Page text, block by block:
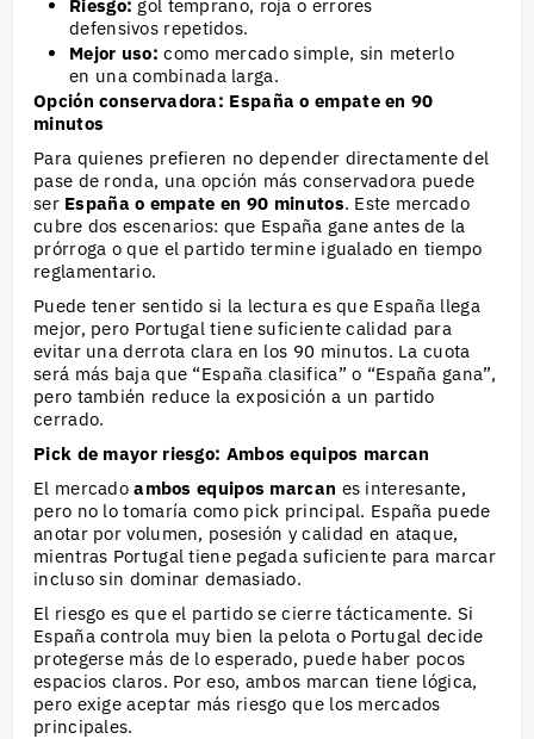
Riesgo: gol temprano, roja o errores
defensivos repetidos.
Mejor uso: como mercado simple, sin meterlo
en una combinada larga.
Opción conservadora: España o empate en 90
minutos
Para quienes prefieren no depender directamente del
pase de ronda, una opción más conservadora puede
ser España o empate en 90 minutos. Este mercado
cubre dos escenarios: que España gane antes de la
prórroga o que el partido termine igualado en tiempo
reglamentario.
Puede tener sentido si la lectura es que España llega
mejor, pero Portugal tiene suficiente calidad para
evitar una derrota clara en los 90 minutos. La cuota
será más baja que “España clasifica” o “España gana”,
pero también reduce la exposición a un partido
cerrado.
Pick de mayor riesgo: Ambos equipos marcan
El mercadoambos equipos marcan es interesante,
pero no lo tomaría como pick principal. España puede
anotar por volumen, posesión y calidad en ataque,
mientras Portugal tiene pegada suficiente para marcar
incluso sin dominar demasiado.
El riesgo es que el partido se cierre tácticamente. Si
España controla muy bien la pelota o Portugal decide
protegerse más de lo esperado, puede haber pocos
espacios claros. Por eso, ambos marcan tiene lógica,
pero exige aceptar más riesgo que los mercados
principales.